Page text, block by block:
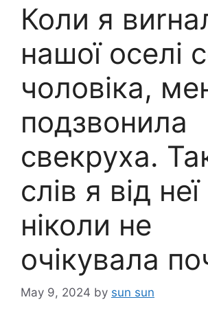
Коли я
нашої оселі
чоловіка,
подзвонила
свекруха.
слів я від неї
ніколи не
очікувала
May 9, 2024 by sun sun